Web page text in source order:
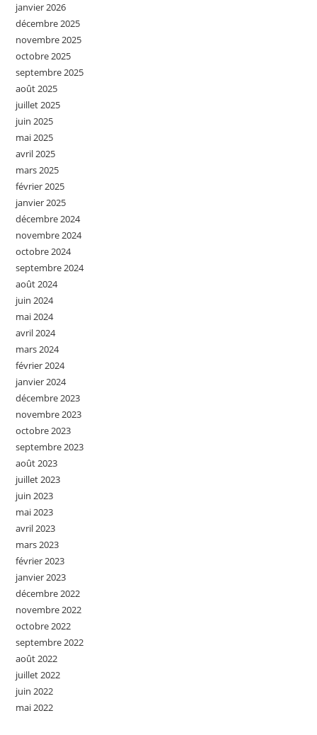
janvier 2026
décembre 2025
novembre 2025
octobre 2025
septembre 2025
août 2025
juillet 2025
juin 2025
mai 2025
avril 2025
mars 2025
février 2025
janvier 2025
décembre 2024
novembre 2024
octobre 2024
septembre 2024
août 2024
juin 2024
mai 2024
avril 2024
mars 2024
février 2024
janvier 2024
décembre 2023
novembre 2023
octobre 2023
septembre 2023
août 2023
juillet 2023
juin 2023
mai 2023
avril 2023
mars 2023
février 2023
janvier 2023
décembre 2022
novembre 2022
octobre 2022
septembre 2022
août 2022
juillet 2022
juin 2022
mai 2022